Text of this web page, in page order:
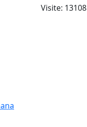
Visite: 13108